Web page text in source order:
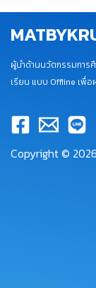
ผู้นำด้านนวัตกรรมการ
เรียน แบบ Offline เพื่
Copyright © 2026